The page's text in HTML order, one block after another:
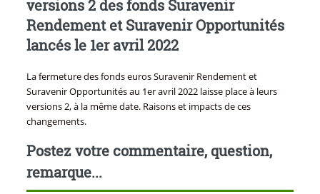
versions 2 des fonds Suravenir
Rendement et Suravenir Opportunités
lancés le 1er avril 2022
La fermeture des fonds euros Suravenir Rendement et
Suravenir Opportunités au 1er avril 2022 laisse place à leurs
versions 2, à la même date. Raisons et impacts de ces
changements.
Postez votre commentaire, question,
remarque...